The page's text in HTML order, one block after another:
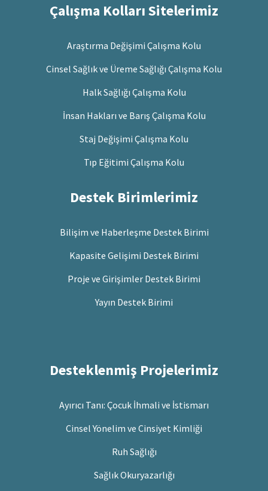
Çalışma Kolları Sitelerimiz
Araştırma Değişimi Çalışma Kolu
Cinsel Sağlık ve Üreme Sağlığı Çalışma Kolu
Halk Sağlığı Çalışma Kolu
İnsan Hakları ve Barış Çalışma Kolu
Staj Değişimi Çalışma Kolu
Tıp Eğitimi Çalışma Kolu
Destek Birimlerimiz
Bilişim ve Haberleşme Destek Birimi
Kapasite Gelişimi Destek Birimi
Proje ve Girişimler Destek Birimi
Yayın Destek Birimi
Desteklenmiş Projelerimiz
Ayırıcı Tanı: Çocuk İhmali ve İstismarı
Cinsel Yönelim ve Cinsiyet Kimliği
Ruh Sağlığı
Sağlık Okuryazarlığı